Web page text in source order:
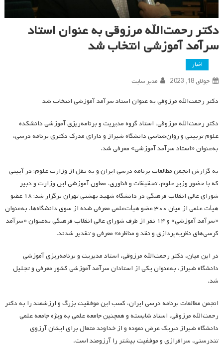
دکتر رحمت‌الله مرزوقی به عنوان استاد
سرآمد آموزشی انتخاب شد
اخبار
جولای 18, 2023 مدیر سایت
دکتر رحمت‌الله مرزوقی به عنوان استاد سرآمد آموزشی انتخاب شد
دکتر رحمت‌الله مرزوقی، استاد گروه مدیریت و برنامه‌ریزی آموزشی دانشکده
علوم تربیتی و روان‌شناسی دانشگاه شیراز و دارای مدرک دکتری برنامه درسی،
به‌عنوان «استاد سرآمد آموزشی» معرفی شد.
به گزارش انجمن مطالعات برنامه درسی ایران و به نقل از وزارت علوم؛ در آیینی
که با حضور وزیر علوم، تحقیقات و فناوری، معاون آموزشی این وزارت و دبیر
شورای عالی انقلاب فرهنگی در دانشگاه شهید بهشتی تهران برگزار شد؛ ۱۸ عضو
هیأت‌ علمی از میان ۳۰۰ عضو هیأت‌علمی معرفی‌ شده از سوی دانشگاه‌ها، به‌عنوان
«سرآمد آموزشی» و ۱۴ نفر از طرف شورای عالی انقلاب فرهنگی به‌عنوان «سرآمد
کرسی‌های نظریه‌پردازی و نقد و مناظره» معرفی و تقدیر شدند.
در این میان، دکتر رحمت‌الله مرزوقی، استاد مدیریت و برنامه‌ریزی آموزشی
دانشگاه شیراز، به‌عنوان یکی از استادان سرآمد آموزشی کشور معرفی و تجلیل
شد.
انجمن مطالعات برنامه درسی ایران، کسب این موفقیت بزرگ و ارزشمند را به دکتر
رحمت‌الله مرزوقی، استاد شایسته و همچنین جامعه علمی به ویژه جامعه علمی
دانشگاه شیراز تبریک عرض نموده و از خداوند متعال برای ایشان آرزوی
تندرستی، سرافرازی‌ و‌ موففیت‌ بیشتر را آرزومند است.